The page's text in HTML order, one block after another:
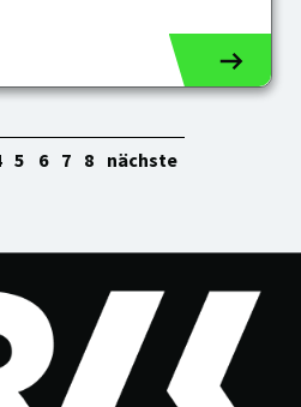
5 6 7 8 nächste